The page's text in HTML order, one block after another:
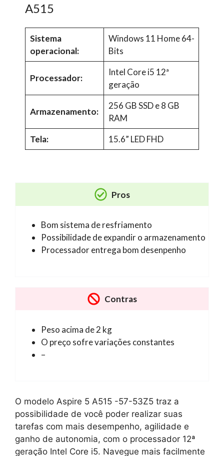
A515
Sistema
operacional:
Windows 11 Home 64-
Bits
Processador:
Intel Core i5 12ª
geração
Armazenamento:
256 GB SSD e 8 GB
RAM
Tela:
15.6” LED FHD
Pros
Bom sistema de resfriamento
Possibilidade de expandir o armazenamento
Processador entrega bom desenpenho
Contras
Peso acima de 2 kg
O preço sofre variações constantes
–
O modelo Aspire 5 A515 -57-53Z5 traz a
possibilidade de você poder realizar suas
tarefas com mais desempenho, agilidade e
ganho de autonomia, com o processador 12ª
geração Intel Core i5. Navegue mais facilmente